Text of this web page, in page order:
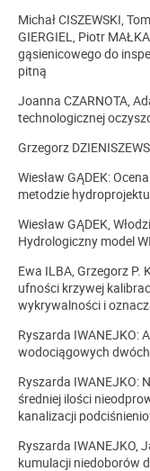
Michał CISZEWSKI,
GIERGIEL, Piotr
gąsienicowego do
pitną
Joanna CZARNOTA,
technologicznej
Grzegorz
Wiesław GĄDEK:
metodzie
Wiesław GĄDEK,
Hydrologiczny model
Ewa ILBA, Grzegorz P.
ufności krzywej
wykrywalności i
Ryszarda IWANEJKO:
wodociągowych
Ryszarda IWANEJKO:
średniej ilości
kanalizacji
Ryszarda IWANEJKO,
kumulacji niedoborów